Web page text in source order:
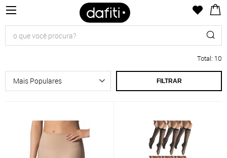
Total: 10
FILTRAR